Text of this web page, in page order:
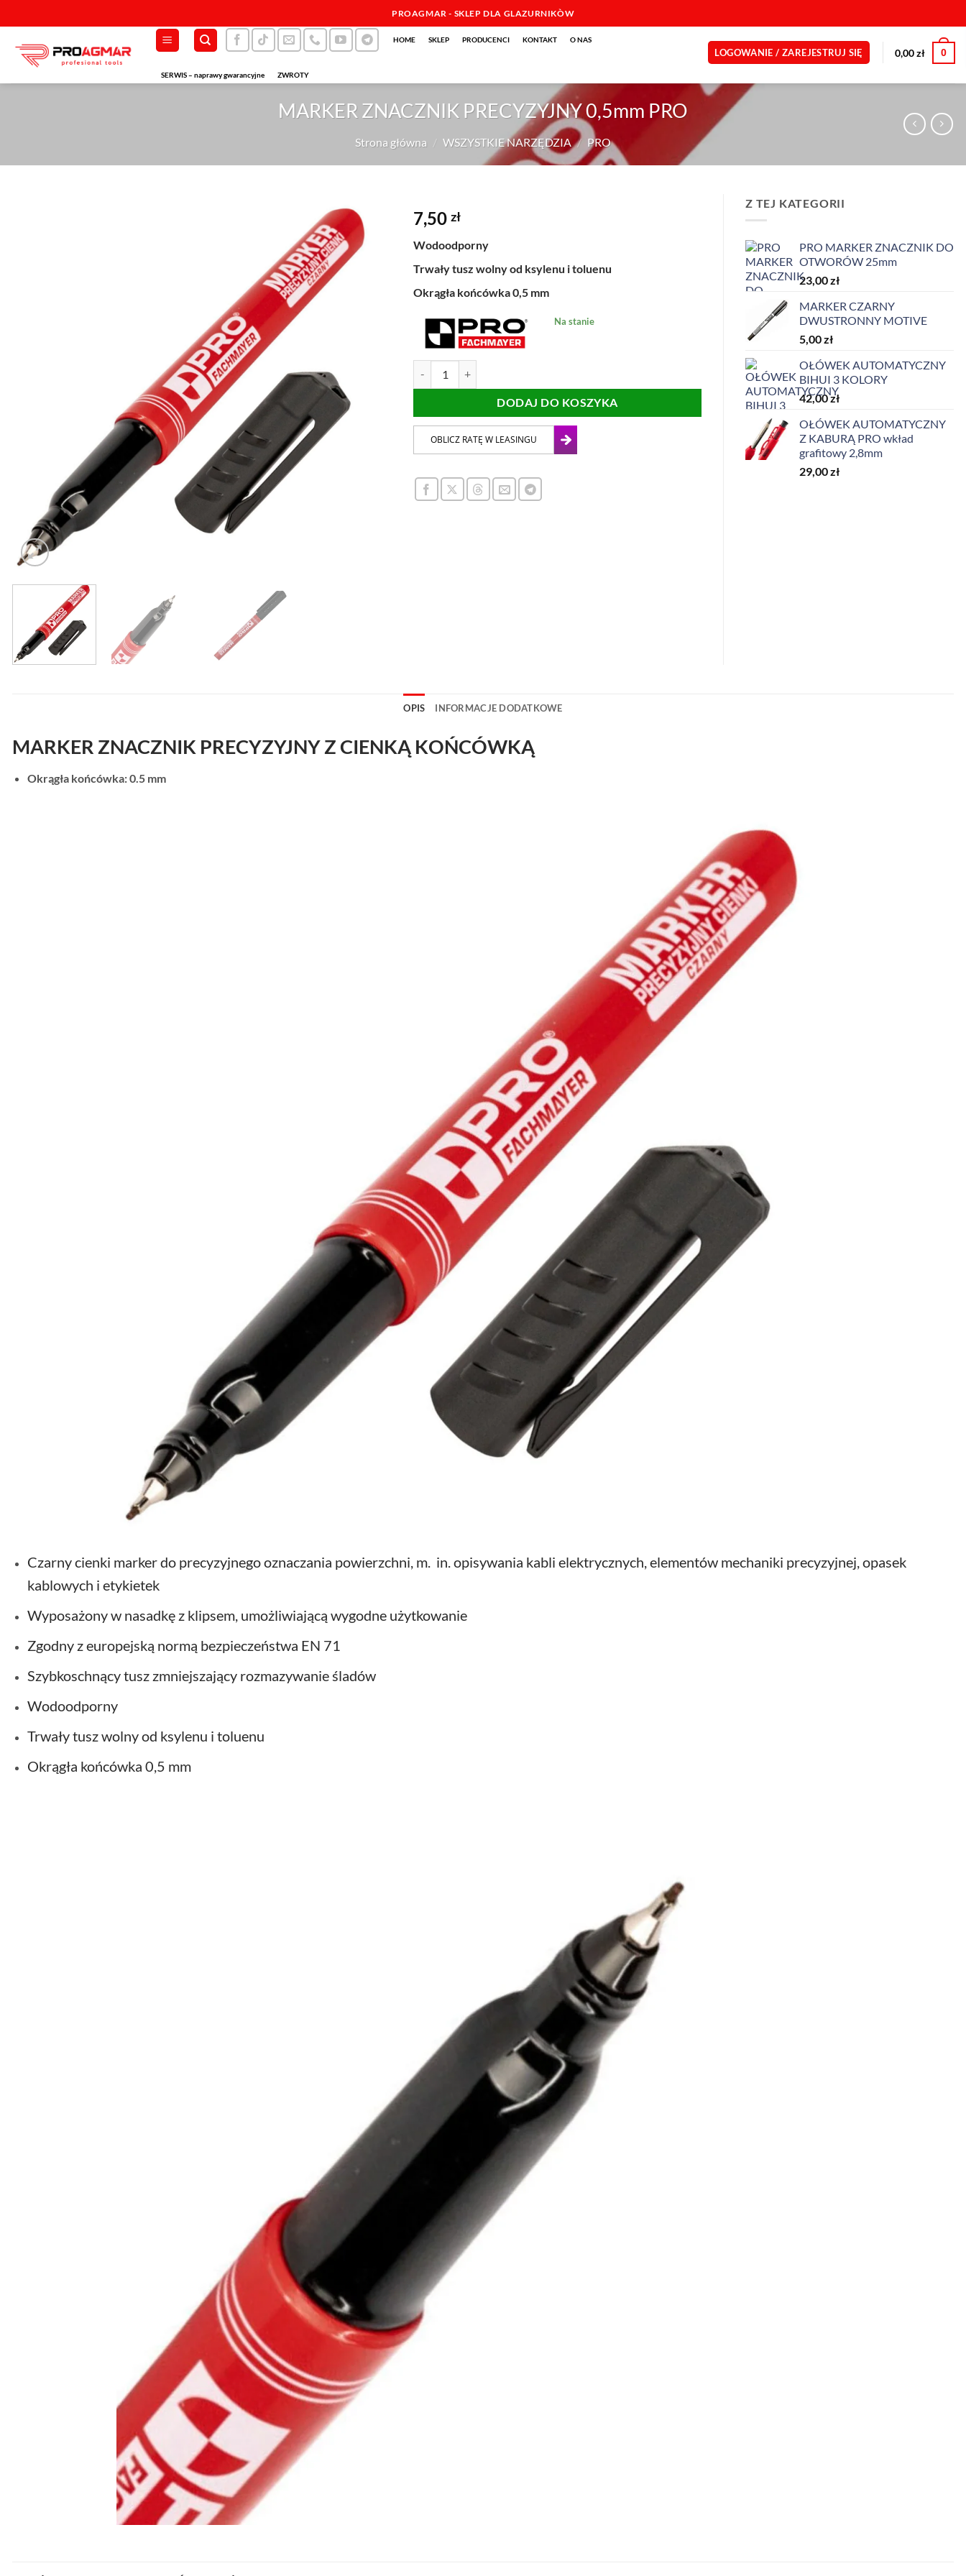
do
zawartości
PROAGMAR - SKLEP DLA GLAZURNIKÒW
HOME SKLEP PRODUCENCI KONTAKT O NAS
SERWIS – naprawy gwarancyjne ZWROTY
LOGOWANIE / ZAREJESTRUJ SIĘ 0,00zł 0
MARKER ZNACZNIK PRECYZYJNY 0,5mm PRO
Strona główna / WSZYSTKIE NARZĘDZIA / PRO
7,50zł
Wodoodporny
Trwały tusz wolny od ksylenu i toluenu
Okrągła końcówka 0,5 mm
Na stanie
DODAJ DO KOSZYKA
Z TEJ KATEGORII
PRO MARKER ZNACZNIK DO
OTWORÓW 25mm
23,00zł
MARKER CZARNY
DWUSTRONNY MOTIVE
5,00zł
OŁÓWEK AUTOMATYCZNY
BIHUI 3 KOLORY
42,00zł
OŁÓWEK AUTOMATYCZNY
Z KABURĄ PRO wkład
grafitowy 2,8mm
29,00zł
OPIS INFORMACJE DODATKOWE
MARKER ZNACZNIK PRECYZYJNY Z CIENKĄ KOŃCÓWKĄ
Okrągła końcówka: 0.5 mm
Czarny cienki marker do precyzyjnego oznaczania powierzchni, m. in. opisywania kabli elektrycznych, elementów mechaniki precyzyjnej, opasek
kablowych i etykietek
Wyposażony w nasadkę z klipsem, umożliwiającą wygodne użytkowanie
Zgodny z europejską normą bezpieczeństwa EN 71
Szybkoschnący tusz zmniejszający rozmazywanie śladów
Wodoodporny
Trwały tusz wolny od ksylenu i toluenu
Okrągła końcówka 0,5 mm